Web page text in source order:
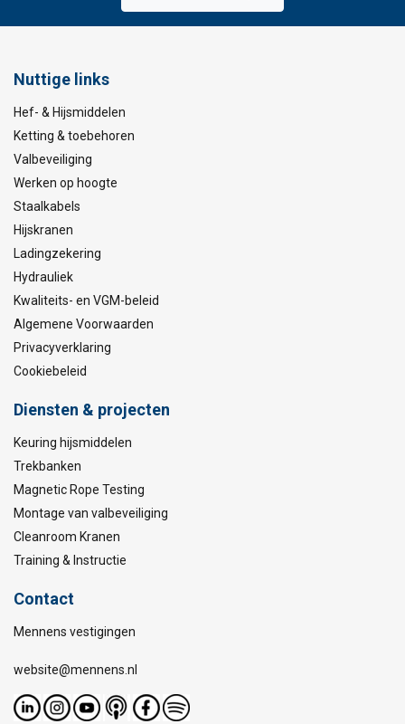
Nuttige links
Hef- & Hijsmiddelen
Ketting & toebehoren
Valbeveiliging
Werken op hoogte
Staalkabels
Hijskranen
Ladingzekering
Hydrauliek
Kwaliteits- en VGM-beleid
Algemene Voorwaarden
Privacyverklaring
Cookiebeleid
Diensten & projecten
Keuring hijsmiddelen
Trekbanken
Magnetic Rope Testing
Montage van valbeveiliging
Cleanroom Kranen
Training & Instructie
Contact
Mennens vestigingen
website@mennens.nl